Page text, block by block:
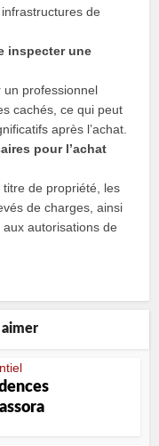
de
inspecter une
un professionnel
cachés, ce qui peut
après l’achat.
pour l’achat
de propriété, les
de charges, ainsi
autorisations de
aimer